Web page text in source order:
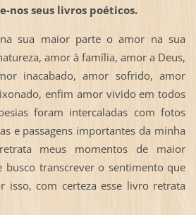
nos seus livros poéticos.
na sua maior parte o amor na sua
amor à família, amor a Deus,
inacabado, amor sofrido, amor
enfim amor vivido em todos
foram intercaladas com fotos
e passagens importantes da minha
meus momentos de maior
busco transcrever o sentimento que
isso, com certeza esse livro retrata